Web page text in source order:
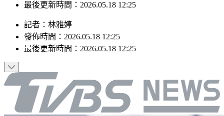
最後更新時間：2026.05.18 12:25
記者 ： 林雅婷
發佈時間： 2026.05.18 12:25
最後更新時間： 2026.05.18 12:25